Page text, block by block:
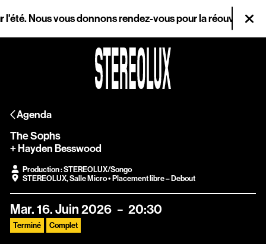
vous donnons rendez-vous pour la réouverture le
Agenda
The Sophs
+ Hayden Besswood
Production : STEREOLUX/Songo
STEREOLUX,Salle Micro• Placement libre – Debout
Mar.16.Juin2026 20:30
Terminé Complet
Agenda
Magazine
Stereolux
Arts & cultures
numériques